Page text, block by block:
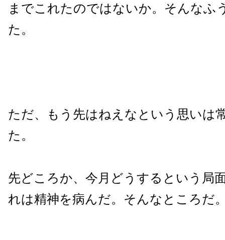
までこれたのではないか。そんなふ
た。
ただ、もう先はねえなという思いは
た。
先どころか、今月どうするという局
れは精神を病んだ。そんなところだ